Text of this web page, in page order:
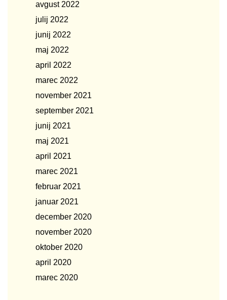
avgust 2022
julij 2022
junij 2022
maj 2022
april 2022
marec 2022
november 2021
september 2021
junij 2021
maj 2021
april 2021
marec 2021
februar 2021
januar 2021
december 2020
november 2020
oktober 2020
april 2020
marec 2020